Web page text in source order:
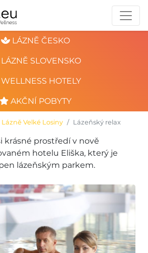
LÁZNĚ ČESKO
SLOVENSKO
HOTELY
AKČNÍ POBYTY
Lázně Velké Losiny Lázeňský relax
krásné prostředí v nově
hotelu Eliška, který je
lázeňským parkem.